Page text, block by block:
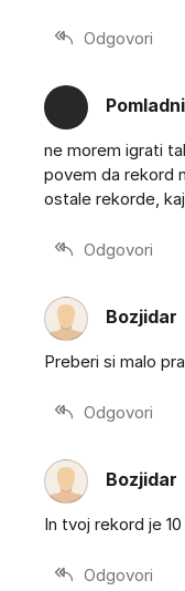
Odgovori
ne morem igrati
povem da rekord
ostale rekorde,
Odgovori
Bozjidar
Preberi si malo
Odgovori
Bozjidar
In tvoj rekord je
Odgovori